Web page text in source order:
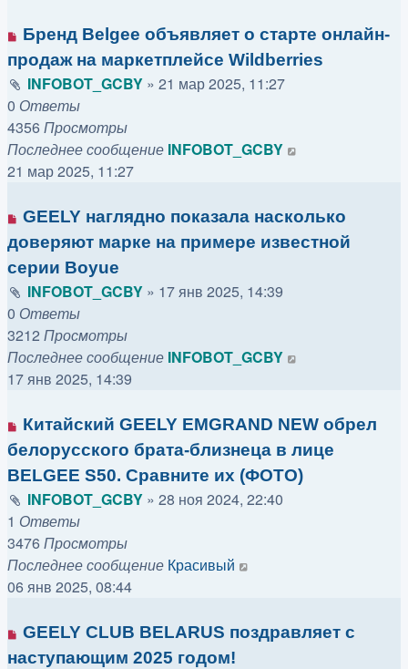
Бренд Belgee объявляет о старте онлайн-
продаж на маркетплейсе Wildberries
INFOBOT_GCBY » 21 мар 2025, 11:27
0 Ответы
4356Просмотры
Последнее сообщение INFOBOT_GCBY
21 мар 2025, 11:27
GEELY наглядно показала насколько
доверяют марке на примере известной
серии Boyue
INFOBOT_GCBY » 17 янв 2025, 14:39
0 Ответы
3212 Просмотры
Последнее сообщение INFOBOT_GCBY
17 янв 2025, 14:39
Китайский GEELY EMGRAND NEW обрел
белорусского брата-близнеца в лице
BELGEE S50. Сравните их (ФОТО)
INFOBOT_GCBY » 28 ноя 2024, 22:40
1 Ответы
3476Просмотры
Последнее сообщение Красивый
06 янв 2025, 08:44
GEELY CLUB BELARUS поздравляет с
наступающим 2025 годом!